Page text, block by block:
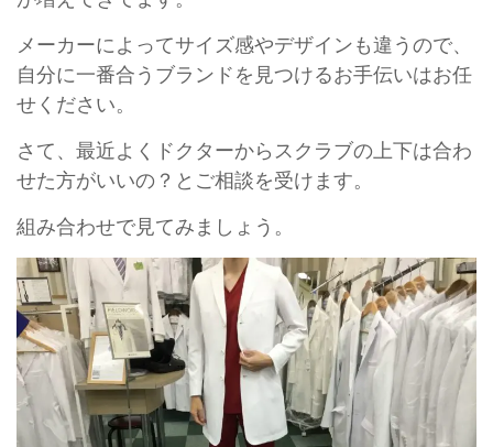
メーカーによってサイズ感やデザインも違うので、
自分に一番合うブランドを見つけるお手伝いはお任
せください。
さて、最近よくドクターからスクラブの上下は合わ
せた方がいいの？とご相談を受けます。
組み合わせで見てみましょう。